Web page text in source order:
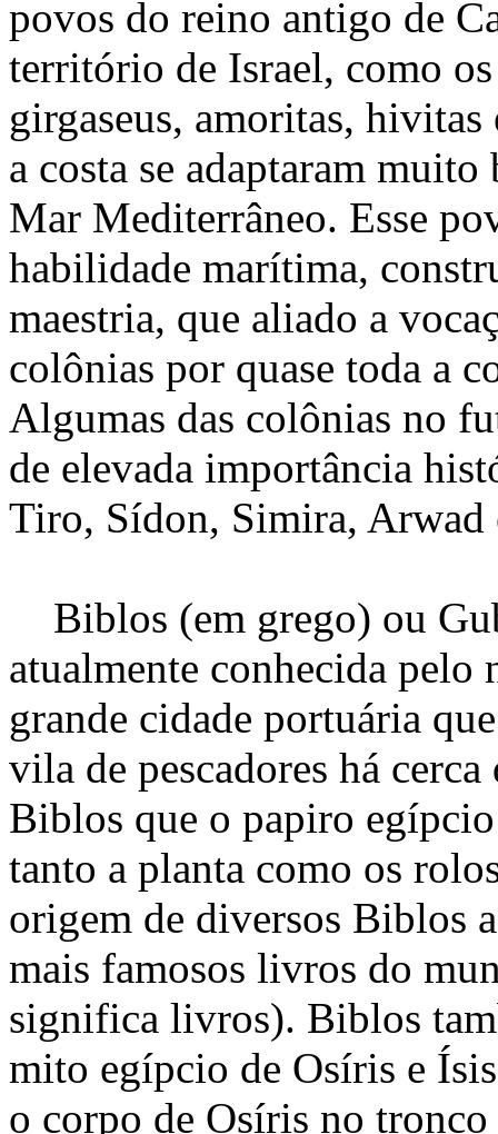
povos do reino antigo de
território de Israel, como
girgaseus, amoritas, hivitas
a costa se adaptaram
Mar Mediterrâneo. Esse
habilidade marítima,
maestria, que aliado a
colônias por quase toda a
Algumas das colônias no
de elevada importância
Tiro, Sídon, Simira, Arwad
Biblos (em grego) ou
atualmente conhecida pelo
grande cidade portuária
vila de pescadores há
Biblos que o papiro
tanto a planta como os
origem de diversos Biblos
mais famosos livros do
significa livros). Biblos
mito egípcio de Osíris e
o corpo de Osíris no